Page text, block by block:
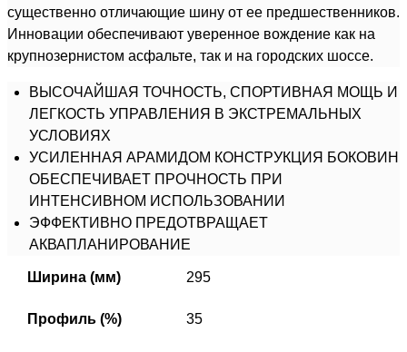
существенно отличающие шину от ее предшественников.
Инновации обеспечивают уверенное вождение как на
крупнозернистом асфальте, так и на городских шоссе.
ВЫСОЧАЙШАЯ ТОЧНОСТЬ, СПОРТИВНАЯ МОЩЬ И
ЛЕГКОСТЬ УПРАВЛЕНИЯ В ЭКСТРЕМАЛЬНЫХ
УСЛОВИЯХ
УСИЛЕННАЯ АРАМИДОМ КОНСТРУКЦИЯ БОКОВИН
ОБЕСПЕЧИВАЕТ ПРОЧНОСТЬ ПРИ
ИНТЕНСИВНОМ ИСПОЛЬЗОВАНИИ
ЭФФЕКТИВНО ПРЕДОТВРАЩАЕТ
АКВАПЛАНИРОВАНИЕ
Ширина (мм) 295
Профиль (%) 35